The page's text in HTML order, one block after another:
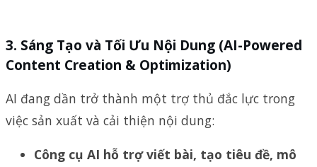
3. Sáng Tạo và Tối Ưu Nội Dung (AI-Powered
Content Creation & Optimization)
AI đang dần trở thành một trợ thủ đắc lực trong
việc sản xuất và cải thiện nội dung:
Công cụ AI hỗ trợ viết bài, tạo tiêu đề, mô